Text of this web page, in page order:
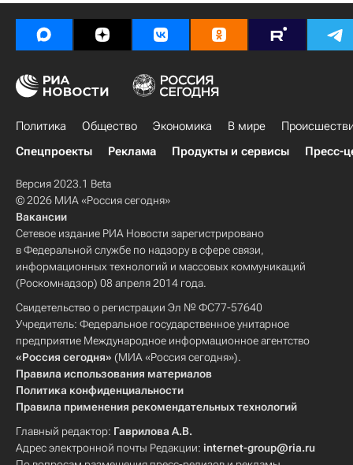
Политика Общество Экономика В мире
Спецпроекты
Реклама Продукты и сервисы Пресс-
Версия 2023.1 Beta
© 2026 МИА «Россия сегодня»
Вакансии
Сетевое издание РИА Новости зарегистрировано
в Федеральной службе по надзору в сфере связи,
информационных технологий и массовых коммуникаций
(Роскомнадзор) 08 апреля 2014 года.
Свидетельство о регистрации Эл № ФС77-57640
Учредитель: Федеральное государственное унитарное
предприятие Международное информационное агентство
«Россия сегодня» (МИА «Россия сегодня»).
Правила использования материалов
Политика конфиденциальности
Правила применения рекомендательных технологий
Главный редактор: Гаврилова А.В.
Адрес электронной почты Редакции: internet-group@ria.ru